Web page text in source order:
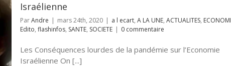
Israélienne
ParAndre | mars 24th, 2020 | a l ecart, A LA UNE, ACTUALITES,
Edito, flashinfos, SANTE, SOCIETE | 0 commentaire
Les Conséquences lourdes de la pandémie sur l’Economie
Israélienne On [...]